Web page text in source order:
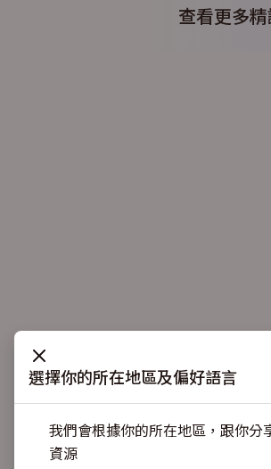
選擇你的所在地區及偏好語言
我們會根據你的所在地區，跟你分
資源
查看更多